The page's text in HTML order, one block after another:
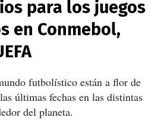
para los juegos
en Conmebol,
futbolístico están a flor de
últimas fechas en las distintas
del planeta.